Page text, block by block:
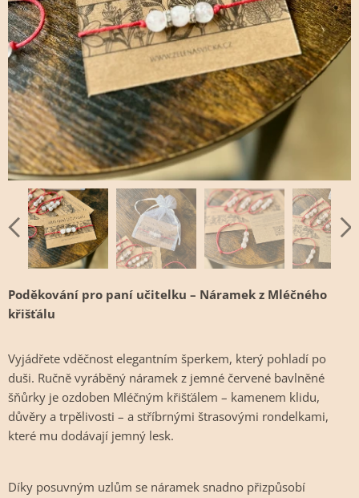
Poděkování pro paní učitelku – Náramek z Mléčného
křišťálu
Vyjádřete vděčnost elegantním šperkem, který pohladí po
duši. Ručně vyráběný náramek z jemné červené bavlněné
šňůrky je ozdoben Mléčným křišťálem – kamenem klidu,
důvěry a trpělivosti – a stříbrnými štrasovými rondelkami,
které mu dodávají jemný lesk.
Díky posuvným uzlům se náramek snadno přizpůsobí